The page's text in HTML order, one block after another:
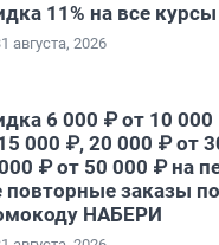
11% на все курсы
августа, 2026
6 000 ₽ от 10
000 ₽, 20 000 ₽ от
₽ от 50 000 ₽ на
повторные заказы по
НАБЕРИ